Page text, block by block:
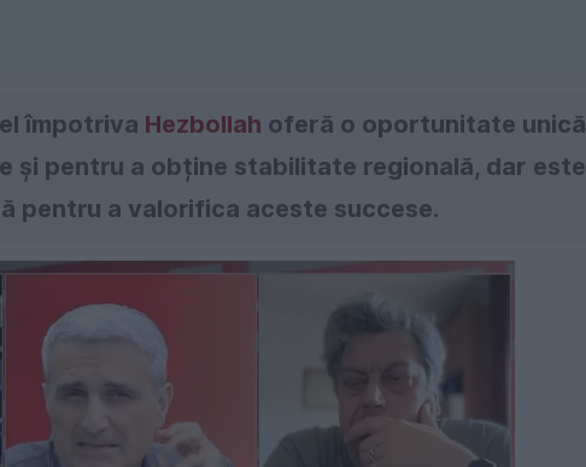
împotriva Hezbollah oferă o oportunitate unică
și pentru a obține stabilitate regională, dar este
pentru a valorifica aceste succese.